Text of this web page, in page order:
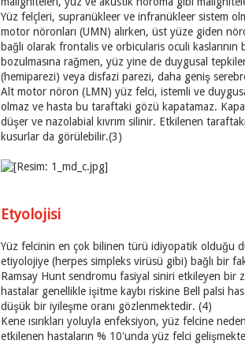
Yüz felçleri, supranükleer ve infranükleer sistem
motor nöronları (UMN) alırken, üst yüze giden
bağlı olarak frontalis ve orbicularis oculi
bozulmasına rağmen, yüz yine de duygusal
(hemiparezi) veya disfazi parezi, daha geniş
Alt motor nöron (LMN) yüz felci, istemli ve
olmaz ve hasta bu taraftaki gözü kapatamaz.
düşer ve nazolabial kıvrım silinir. Etkilenen
kusurlar da görülebilir.(3)
Etyolojisi
Yüz felcinin en çok bilinen türü idiyopatik olduğu
etiyolojiye (herpes simpleks virüsü gibi) bağlı bir
Ramsay Hunt sendromu fasiyal siniri etkileyen bir
hastalar genellikle işitme kaybı riskine Bell palsi
düşük bir iyileşme oranı gözlenmektedir. (4)
Kene ısırıkları yoluyla enfeksiyon, yüz felcine
etkilenen hastaların % 10'unda yüz felci